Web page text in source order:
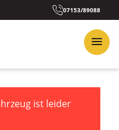
07153/89088
ist leider